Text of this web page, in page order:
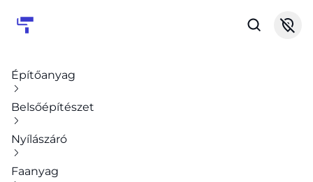
Építőanyag
Belsőépítészet
Nyílászáró
Faanyag